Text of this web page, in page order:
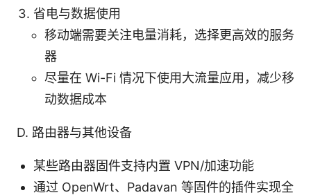
省电与数据使用
移动端需要关注电量消耗，选择更高效的服务
器
尽量在 Wi-Fi 情况下使用大流量应用，减少移
动数据成本
D. 路由器与其他设备
某些路由器固件支持内置 VPN/加速功能
通过 OpenWrt、Padavan 等固件的插件实现全